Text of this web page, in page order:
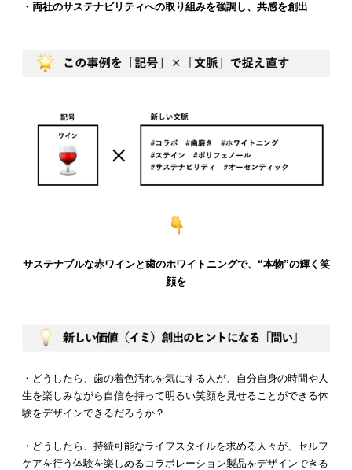
・ 両社のサステナビリティへの取り組みを強調し、共感を創出
サステナブルな赤ワインと歯のホワイトニングで、“本物”の輝く笑
顔を
・どうしたら、歯の着色汚れを気にする人が、自分自身の時間や人
生を楽しみながら自信を持って明るい笑顔を見せることができる体
験をデザインできるだろうか？
・どうしたら、持続可能なライフスタイルを求める人々が、セルフ
ケアを行う体験を楽しめるコラボレーション製品をデザインできる